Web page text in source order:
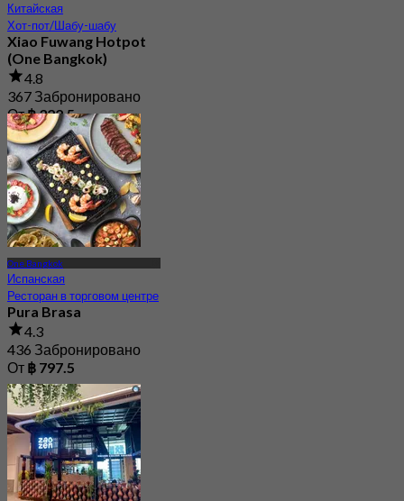
Китайская
Хот-пот/Шабу-шабу
Xiao Fuwang Hotpot
(One Bangkok)
4.8
367 Забронировано
От฿ 322.5
One Bangkok
Испанская
Ресторан в торговом центре
Pura Brasa
4.3
436 Забронировано
От ฿ 797.5